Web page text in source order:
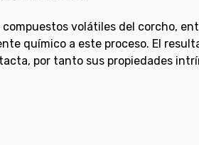
volátiles del corcho,
químico a este proceso. El
por tanto sus propiedades